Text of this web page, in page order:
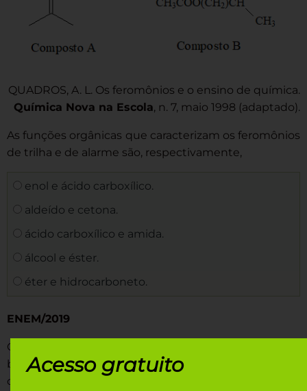
QUADROS, A. L. Os feromônios e o ensino de química.
Química Nova na Escola, n. 7, maio 1998 (adaptado).
As funções orgânicas que caracterizam os feromônios
de trilha e de alarme são, respectivamente,
enol e ácido carboxílico.
aldeído e cetona.
ácido carboxílico e amida.
álcool e éster.
éter e hidrocarboneto.
ENEM/2019
Grupos de pesquisa em todo o mundo vêm
buscando soluções inovadoras, visando a produção
de dispositivos para a geração de energia elétrica.
Acesso gratuito